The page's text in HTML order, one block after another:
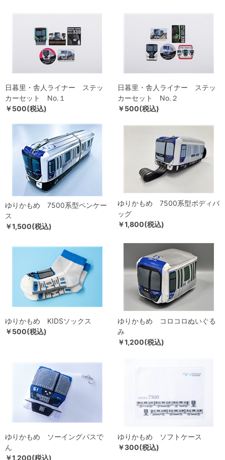
日暮里・舎人ライナー ステッ
カーセット No.１
￥500(税込)
日暮里・舎人ライナー ステッ
カーセット No.２
￥500(税込)
ゆりかもめ 7500系型ペンケー
ス
￥1,500(税込)
ゆりかもめ 7500系型ボディバ
ッグ
￥1,800(税込)
ゆりかもめ KIDSソックス
￥500(税込)
ゆりかもめ コロコロぬいぐる
み
￥1,200(税込)
ゆりかもめ ソーイングパスで
ん
￥1,200(税込)
ゆりかもめ ソフトケース
￥300(税込)